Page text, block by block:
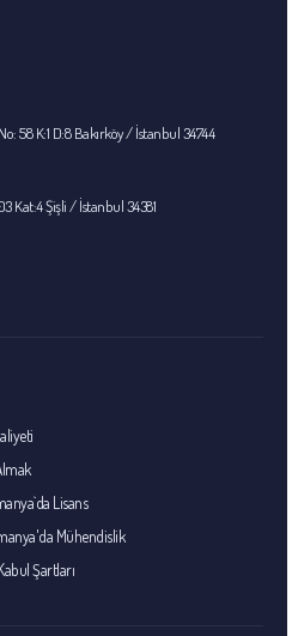
58 K:1 D:8 Bakırköy / İstanbul 34744
Kat:4 Şişli / İstanbul 34381
Lisans
Mühendislik
Şartları